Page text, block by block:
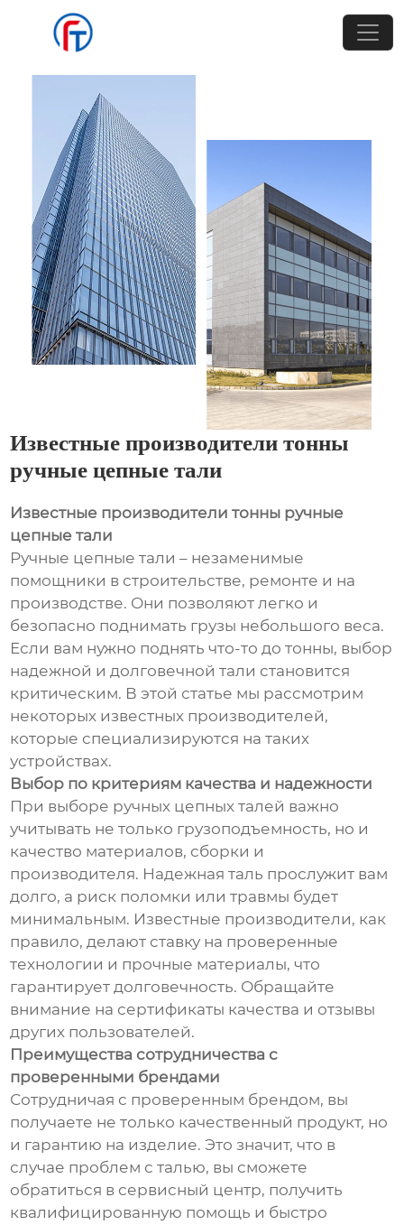
Известные производители тонны
ручные цепные тали
Известные производители тонны ручные
цепные тали
Ручные цепные тали – незаменимые
помощники в строительстве, ремонте и на
производстве. Они позволяют легко и
безопасно поднимать грузы небольшого веса.
Если вам нужно поднять что-то до тонны, выбор
надежной и долговечной тали становится
критическим. В этой статье мы рассмотрим
некоторых известных производителей,
которые специализируются на таких
устройствах.
Выбор по критериям качества и надежности
При выборе ручных цепных талей важно
учитывать не только грузоподъемность, но и
качество материалов, сборки и
производителя. Надежная таль прослужит вам
долго, а риск поломки или травмы будет
минимальным. Известные производители, как
правило, делают ставку на проверенные
технологии и прочные материалы, что
гарантирует долговечность. Обращайте
внимание на сертификаты качества и отзывы
других пользователей.
Преимущества сотрудничества с
проверенными брендами
Сотрудничая с проверенным брендом, вы
получаете не только качественный продукт, но
и гарантию на изделие. Это значит, что в
случае проблем с талью, вы сможете
обратиться в сервисный центр, получить
квалифицированную помощь и быстро